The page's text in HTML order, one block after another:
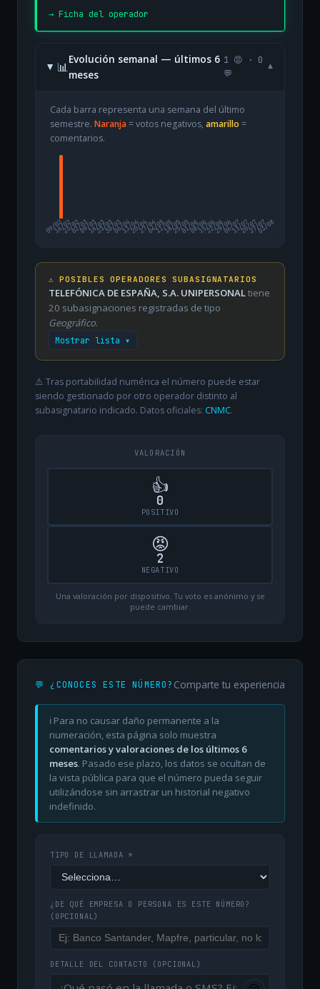
→ Ficha del operador
📊
Evolución semanal — últimos 6
meses
1 😡 · 0
💬
▾
Cada barra representa una semana del último
semestre. Naranja= votos negativos, amarillo =
comentarios.
09/02
16/0223/0202/0309/0316/0323/0330/0306/0413/0420/0427/0404/0511/0518/0525/0501/0608/0615/0622/0629/0606/0713/0720/0727/07
03/08
⚠️ POSIBLES OPERADORES SUBASIGNATARIOS
TELEFÓNICA DE ESPAÑA, S.A. UNIPERSONALtiene
20 subasignaciones registradas de tipo
Geográfico.
Mostrar lista ▾
⚠️ Tras portabilidad numérica el número puede estar
siendo gestionado por otro operador distinto al
subasignatario indicado. Datos oficiales: CNMC.
VALORACIÓN
👍
0
POSITIVO
😡
2
NEGATIVO
Una valoración por dispositivo. Tu voto es anónimo y se
puede cambiar.
💬 ¿CONOCES ESTE NÚMERO? Comparte tu experiencia
ℹ️ Para no causar daño permanente a la
numeración, esta página solo muestra
comentarios y valoraciones de los últimos 6
meses. Pasado ese plazo, los datos se ocultan de
la vista pública para que el número pueda seguir
utilizándose sin arrastrar un historial negativo
indefinido.
TIPO DE LLAMADA *
¿DE QUÉ EMPRESA O PERSONA ES ESTE NÚMERO?
(OPCIONAL)
DETALLE DEL CONTACTO (OPCIONAL)